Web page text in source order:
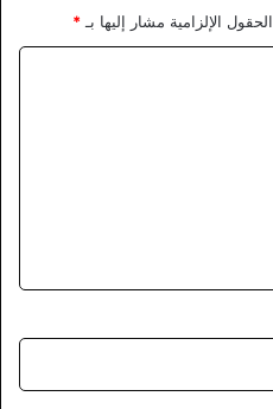
الحقول الإلزامية مشار إليها بـ *